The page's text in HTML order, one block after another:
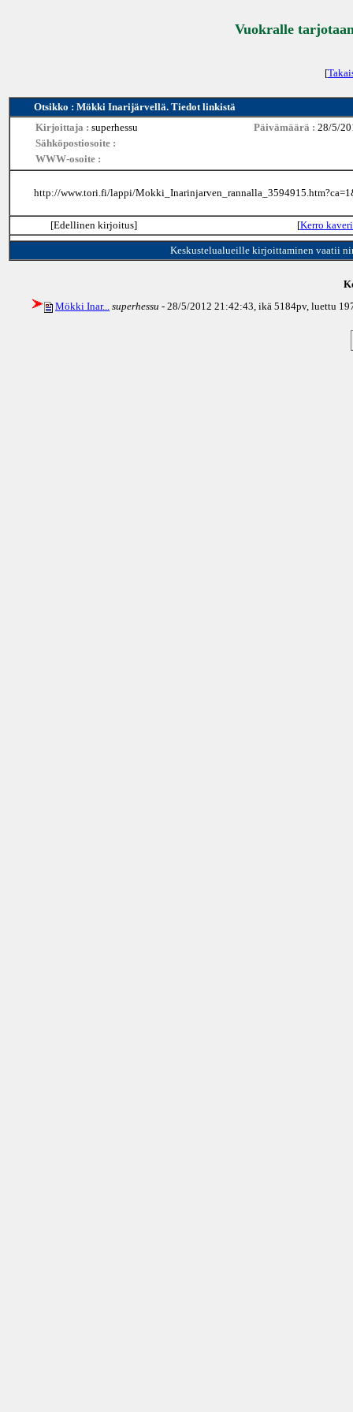
Vuokralle
[
Otsikko : Mökki Inarijärvellä. Tiedot linkistä
Kirjoittaja : superhessu Päivämäärä : 28/5/
Sähköpostiosoite :
WWW-osoite :
http://www.tori.fi/lappi/
[Edellinen kirjoitus] [Kerro
Keskustelualueille kirjoittaminen vaatii
Mökki Inar... superhessu - 28/5/2012 21:42:43, ikä 5184pv, luettu